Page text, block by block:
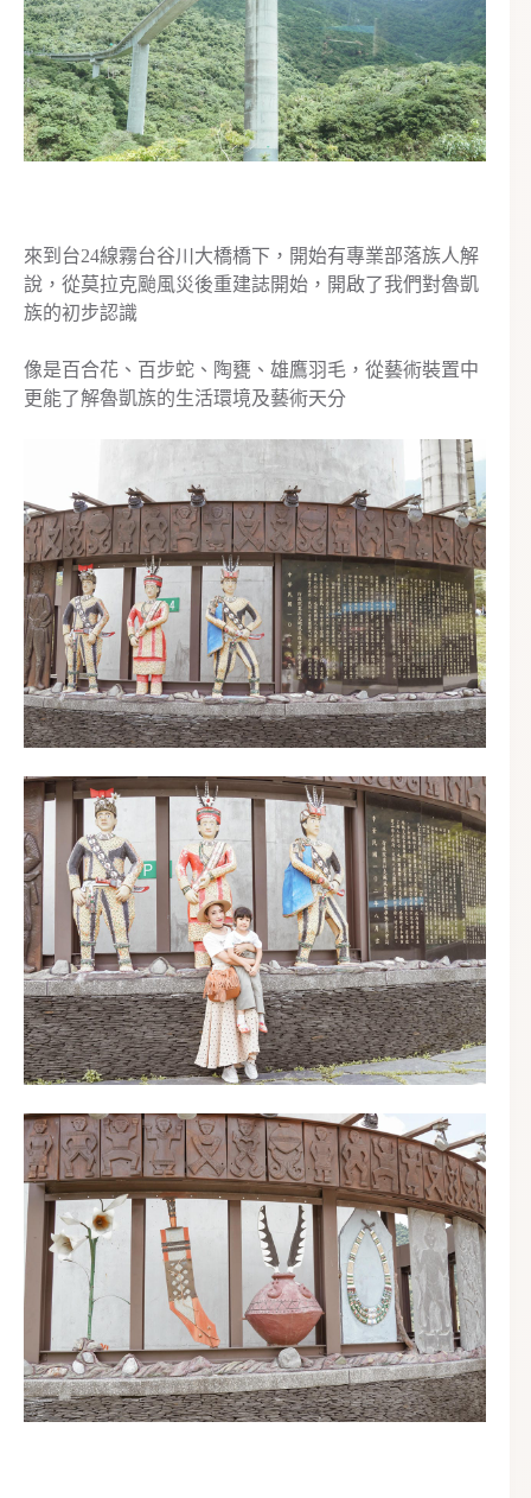
來到台24線霧台谷川大橋橋下，開始有專業部落族人解
說，從莫拉克颱風災後重建誌開始，開啟了我們對魯凱
族的初步認識
像是百合花、百步蛇、陶甕、雄鷹羽毛，從藝術裝置中
更能了解魯凱族的生活環境及藝術天分